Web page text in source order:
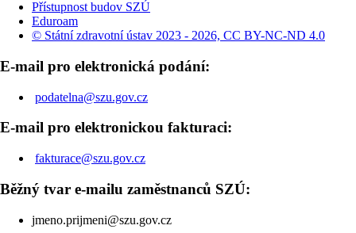
Přístupnost budov SZÚ
Eduroam
© Státní zdravotní ústav 2023 - 2026, CC BY-NC-ND 4.0
E-mail pro elektronická podání:
podatelna@szu.gov.cz
E-mail pro elektronickou fakturaci:
fakturace@szu.gov.cz
Běžný tvar e-mailu zaměstnanců SZÚ:
jmeno.prijmeni@szu.gov.cz